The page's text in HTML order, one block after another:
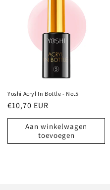
Yoshi Acryl In Bottle - No.5
Normale
prijs
€10,70 EUR
Aan winkelwagen
toevoegen